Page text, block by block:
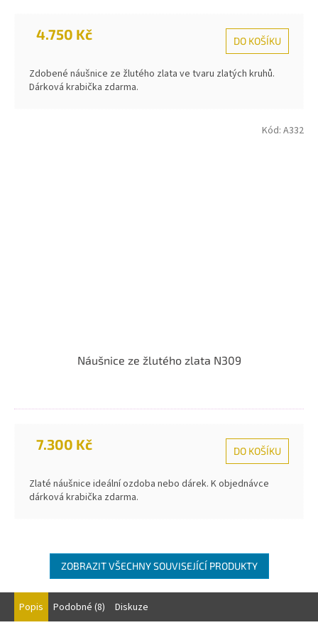
4.750 Kč DO KOŠÍKU
Zdobené náušnice ze žlutého zlata ve tvaru zlatých kruhů.
Dárková krabička zdarma.
Náušnice ze žlutého zlata N309
7.300 Kč DO KOŠÍKU
Zlaté náušnice ideální ozdoba nebo dárek. K objednávce
dárková krabička zdarma.
Kód: A332
ZOBRAZIT VŠECHNY SOUVISEJÍCÍ PRODUKTY
Popis Podobné (8) Diskuze